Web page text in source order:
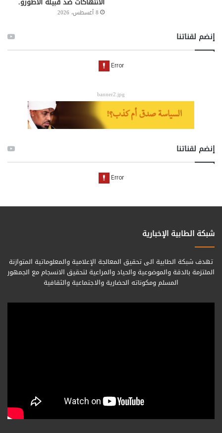
8 أغسطس، 2026
إنضم لقناتنا
banner2.jpg
إنضم لقناتنا
شبكة الطابية الإخبارية
تهدف شبكة الطابية الى تحقيق المعالجة الإعلامية والمعلوماتية المتوازنة
الملتزمة بالدقة والموضوعية والحياد والمراعية لتحقيق الانسجام مع الجمهور
المسلم ومكوناته الحضارية والاجتماعية والثقافية